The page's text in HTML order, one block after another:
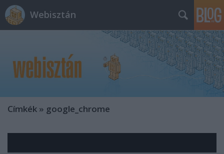
Webisztán
Címkék » google_chrome